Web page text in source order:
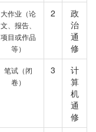
大作业（论
文、报告、
项目或作品
等）
2
政
治
通
修
笔试（闭
卷）
3
计
算
机
通
修